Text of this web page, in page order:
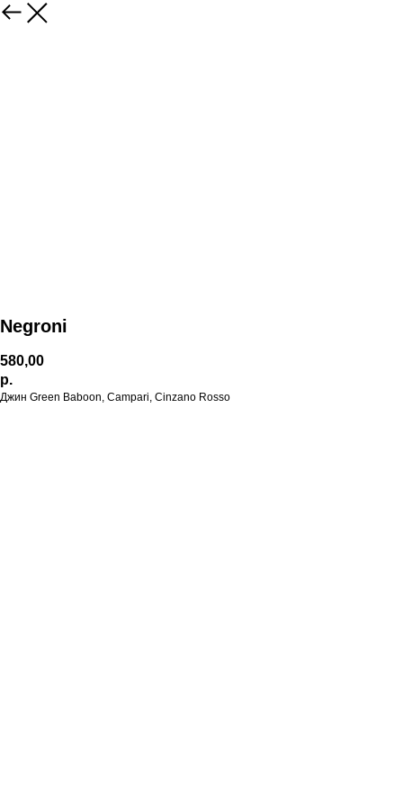
Negroni
580,00
р.
Джин Green Baboon, Campari, Cinzano Rosso